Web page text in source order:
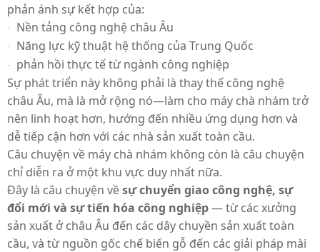
phản ánh sự kết hợp của:
· Nền tảng công nghệ châu Âu
· Năng lực kỹ thuật hệ thống của Trung Quốc
·
phản hồi thực tế từ ngành công nghiệp
Sự phát triển này không phải là thay thế công nghệ
châu Âu, mà là mở rộng nó—làm cho máy chà nhám trở
nên linh hoạt hơn, hướng đến nhiều ứng dụng hơn và
dễ tiếp cận hơn với các nhà sản xuất toàn cầu.
Câu chuyện về máy chà nhám không còn là câu chuyện
chỉ diễn ra ở một khu vực duy nhất nữa.
Đây là câu chuyện vềsự chuyển giao công nghệ, sự
đổi mới và sự tiến hóa công nghiệp— từ các xưởng
sản xuất ở châu Âu đến các dây chuyền sản xuất toàn
cầu, và từ nguồn gốc chế biến gỗ đến các giải pháp mài